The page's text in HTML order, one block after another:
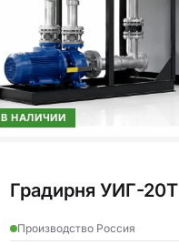
В НАЛИЧИИ
Градирня УИГ-20Т
Производство Россия